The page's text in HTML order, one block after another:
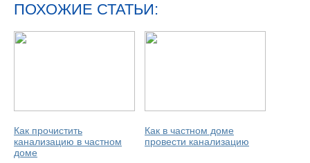
ПОХОЖИЕ СТАТЬИ:
Как прочистить
канализацию в частном
доме
Как в частном доме
провести канализацию